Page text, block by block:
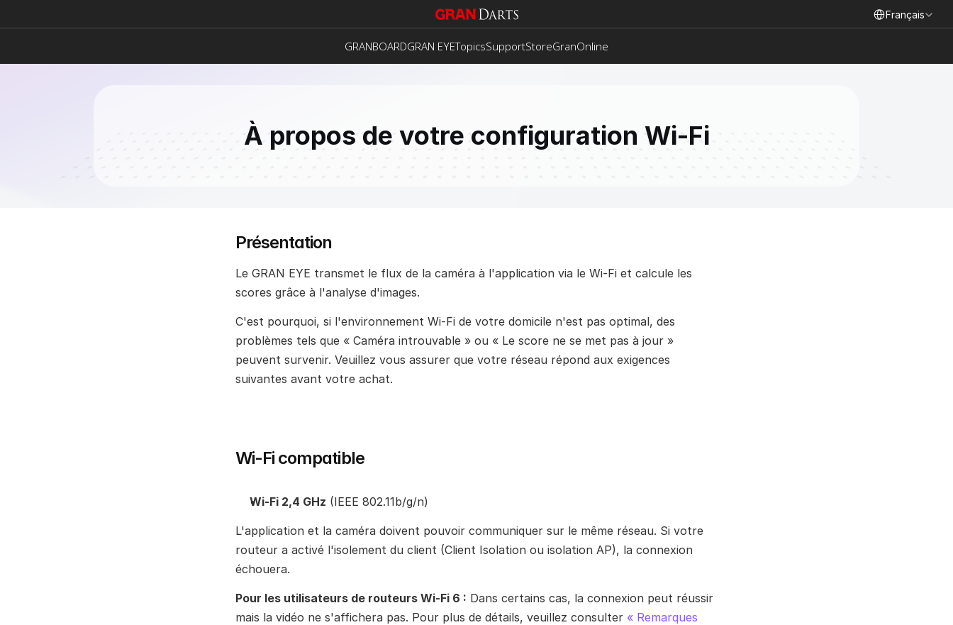
Français
GRANBOARDGRAN EYETopicsSupportStoreGranOnline
À propos de votre configuration Wi-Fi
Présentation
Le GRAN EYE transmet le flux de la caméra à l'application via le Wi-Fi et calcule les
scores grâce à l'analyse d'images.
C'est pourquoi, si l'environnement Wi-Fi de votre domicile n'est pas optimal, des
problèmes tels que « Caméra introuvable » ou « Le score ne se met pas à jour »
peuvent survenir. Veuillez vous assurer que votre réseau répond aux exigences
suivantes avant votre achat.
Wi-Fi compatible
Wi-Fi 2,4 GHz (IEEE 802.11b/g/n)
L'application et la caméra doivent pouvoir communiquer sur le même réseau. Si votre
routeur a activé l'isolement du client (Client Isolation ou isolation AP), la connexion
échouera.
Pour les utilisateurs de routeurs Wi-Fi 6 : Dans certains cas, la connexion peut réussir
mais la vidéo ne s'affichera pas. Pour plus de détails, veuillez consulter « Remarques